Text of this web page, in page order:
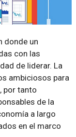
donde un
con las
de liderar. La
ambiciosos para
por tanto
de la
a largo
en el marco